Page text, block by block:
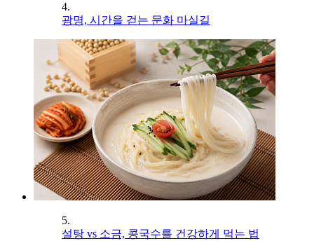
4.
광명, 시간을 걷는 문화 마실길
5.
설탕 vs 소금, 콩국수를 건강하게 먹는 법